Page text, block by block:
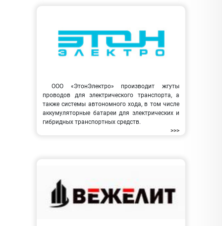
ООО «ЭтонЭлектро» производит жгуты
проводов для электрического транспорта, а
также системы автономного хода, в том числе
аккумуляторные батареи для электрических и
гибридных транспортных средств.
>>>